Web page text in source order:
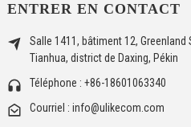
ENTRER EN CONTACT
Salle 1411, bâtiment 12, Greenland
Tianhua, district de Daxing, Pékin
Téléphone : +86-18601063340
Courriel : info@ulikecom.com